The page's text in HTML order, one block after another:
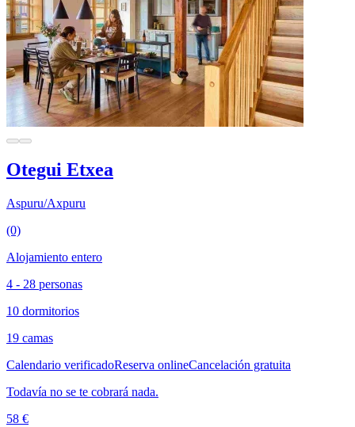
Otegui Etxea
Aspuru/Axpuru
(0)
Alojamiento entero
4 - 28 personas
10 dormitorios
19 camas
Calendario verificadoReserva onlineCancelación gratuita
Todavía no se te cobrará nada.
58 €